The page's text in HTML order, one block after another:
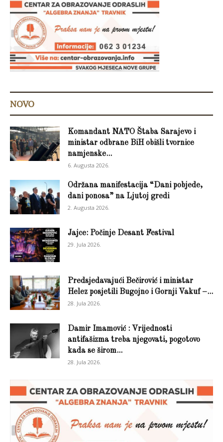
NOVO
Komandant NATO Štaba Sarajevo i
ministar odbrane BiH obišli tvornice
namjenske...
6. Augusta 2026.
Održana manifestacija “Dani pobjede,
dani ponosa” na Ljutoj gredi
2. Augusta 2026.
Jajce: Počinje Desant Festival
29. Jula 2026.
Predsjedavajući Bečirović i ministar
Helez posjetili Bugojno i Gornji Vakuf –...
28. Jula 2026.
Damir Imamović : Vrijednosti
antifašizma treba njegovati, pogotovo
kada se širom...
28. Jula 2026.